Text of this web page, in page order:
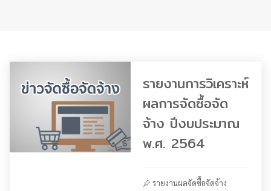
รายงานการวิเคราะห์
ผลการจัดซื้อจัด
จ้าง ปีงบประมาณ
พ.ศ. 2564
รายงานผลจัดซื้อจัดจ้าง